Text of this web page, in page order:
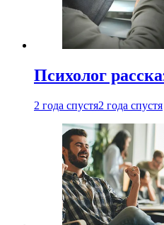
Психолог
2 года спустя2 года спустя